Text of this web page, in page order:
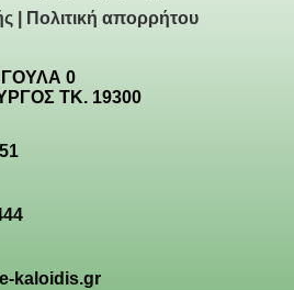
Πολιτική απορρήτου
0
ΤΚ. 19300
kaloidis.gr